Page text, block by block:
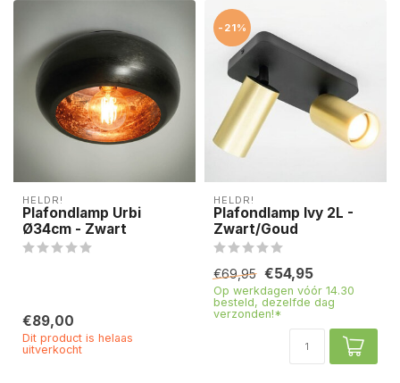
HELDR!
Plafondlamp Urbi
Ø34cm - Zwart
€89,00
Dit product is helaas
uitverkocht
-21%
HELDR!
Plafondlamp Ivy 2L -
Zwart/Goud
€69,95 €54,95
Op werkdagen vóór 14.30
besteld, dezelfde dag
verzonden!*